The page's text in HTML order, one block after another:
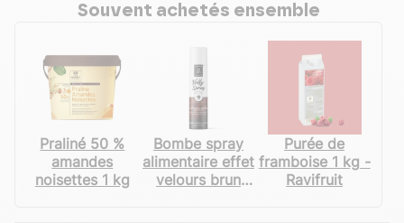
Souvent achetés ensemble
Praliné 50 %
amandes
noisettes 1 kg
Bombe spray
alimentaire effet
velours brun
Purée de
framboise 1 kg -
Ravifruit